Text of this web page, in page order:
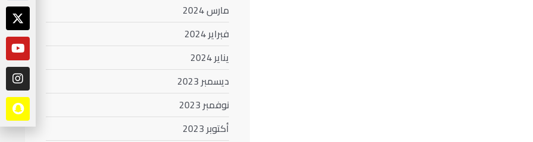
مارس 2024
فبراير 2024
يناير 2024
ديسمبر 2023
نوفمبر 2023
أكتوبر 2023